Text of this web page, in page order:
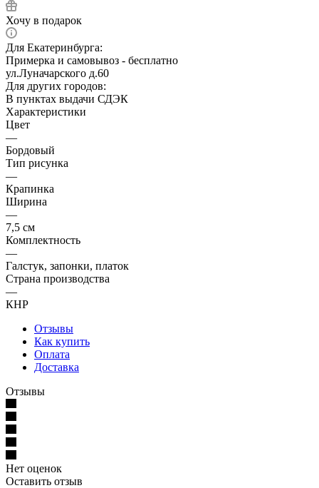
Хочу в подарок
Для Екатеринбурга:
Примерка и самовывоз - бесплатно
ул.Луначарского д.60
Для других городов:
В пунктах выдачи СДЭК
Характеристики
Цвет
—
Бордовый
Тип рисунка
—
Крапинка
Ширина
—
7,5 см
Комплектность
—
Галстук, запонки, платок
Страна производства
—
КНР
Отзывы
Как купить
Оплата
Доставка
Отзывы
Нет оценок
Оставить отзыв